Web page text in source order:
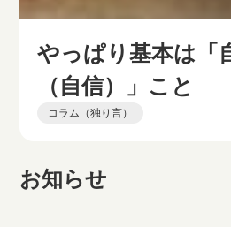
やっぱり基本は「
（自信）」こと
コラム（独り言）
お知らせ